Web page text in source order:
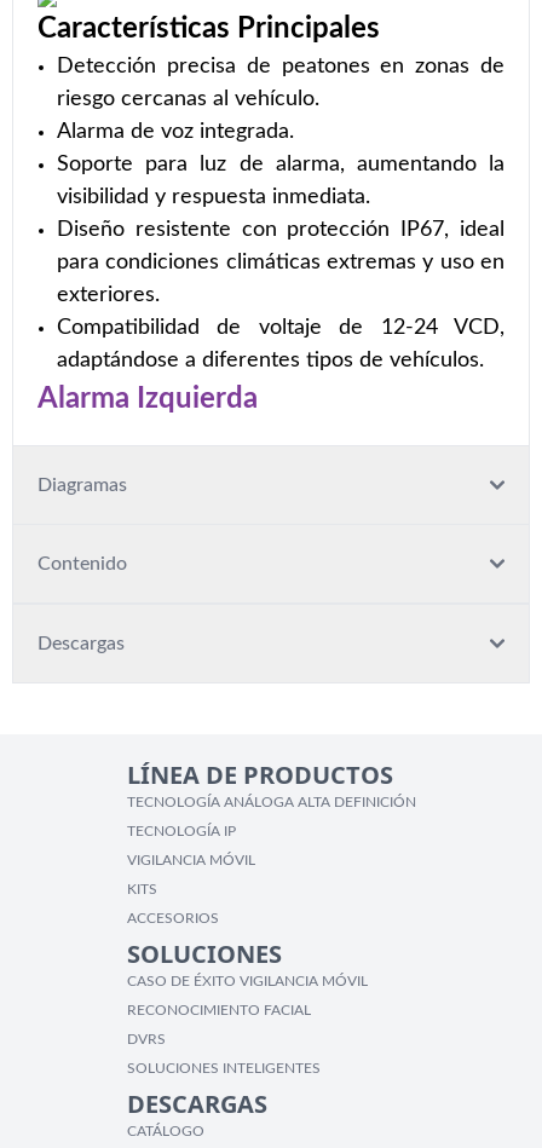
Características Principales
Detección precisa de peatones en zonas de
riesgo cercanas al vehículo.
Alarma de voz integrada.
Soporte para luz de alarma, aumentando la
visibilidad y respuesta inmediata.
Diseño resistente con protección IP67, ideal
para condiciones climáticas extremas y uso en
exteriores.
Compatibilidad de voltaje de 12-24 VCD,
adaptándose a diferentes tipos de vehículos.
Alarma Izquierda
Diagramas
Contenido
Descargas
LÍNEA DE PRODUCTOS
TECNOLOGÍA ANÁLOGA ALTA DEFINICIÓN
TECNOLOGÍA IP
VIGILANCIA MÓVIL
KITS
ACCESORIOS
SOLUCIONES
CASO DE ÉXITO VIGILANCIA MÓVIL
RECONOCIMIENTO FACIAL
DVRS
SOLUCIONES INTELIGENTES
DESCARGAS
CATÁLOGO